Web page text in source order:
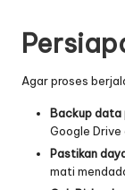
Agar proses
Backup data
Google Drive
Pastikan
mati